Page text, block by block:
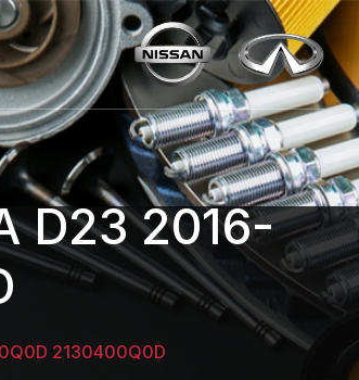
D23 2016-
2130400Q0D